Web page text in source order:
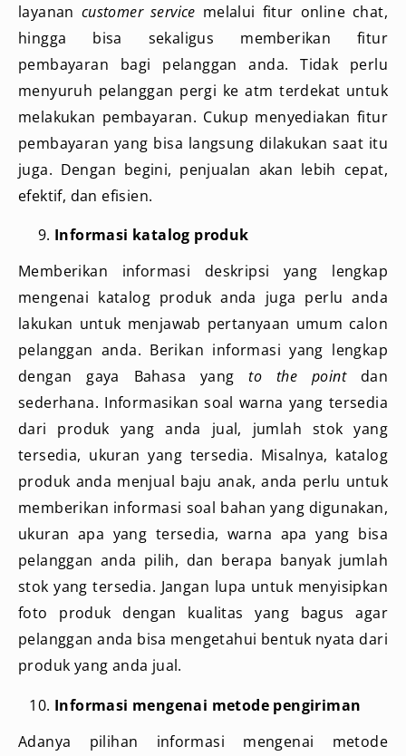
layanan customer service melalui fitur online chat,
hingga bisa sekaligus memberikan fitur
pembayaran bagi pelanggan anda. Tidak perlu
menyuruh pelanggan pergi ke atm terdekat untuk
melakukan pembayaran. Cukup menyediakan fitur
pembayaran yang bisa langsung dilakukan saat itu
juga. Dengan begini, penjualan akan lebih cepat,
efektif, dan efisien.
Informasi katalog produk
Memberikan informasi deskripsi yang lengkap
mengenai katalog produk anda juga perlu anda
lakukan untuk menjawab pertanyaan umum calon
pelanggan anda. Berikan informasi yang lengkap
dengan gaya Bahasa yangto the pointdan
sederhana. Informasikan soal warna yang tersedia
dari produk yang anda jual, jumlah stok yang
tersedia, ukuran yang tersedia. Misalnya, katalog
produk anda menjual baju anak, anda perlu untuk
memberikan informasi soal bahan yang digunakan,
ukuran apa yang tersedia, warna apa yang bisa
pelanggan anda pilih, dan berapa banyak jumlah
stok yang tersedia. Jangan lupa untuk menyisipkan
foto produk dengan kualitas yang bagus agar
pelanggan anda bisa mengetahui bentuk nyata dari
produk yang anda jual.
Informasi mengenai metode pengiriman
Adanya pilihan informasi mengenai metode